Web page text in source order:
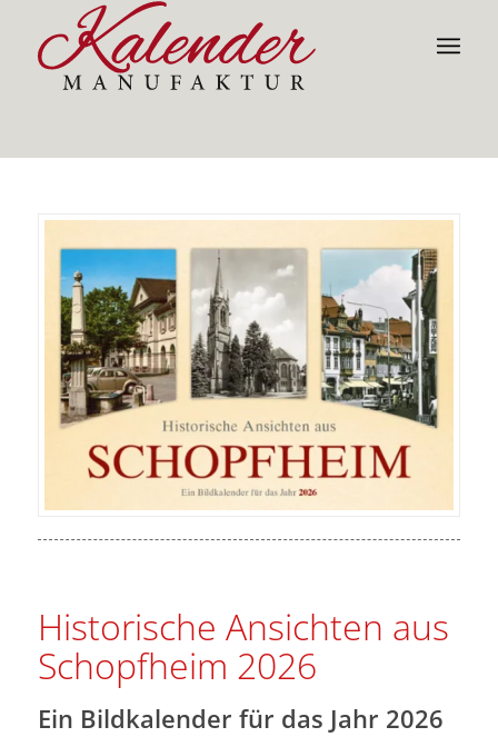
Historische Ansichten aus
Schopfheim 2026
Ein Bildkalender für das Jahr 2026